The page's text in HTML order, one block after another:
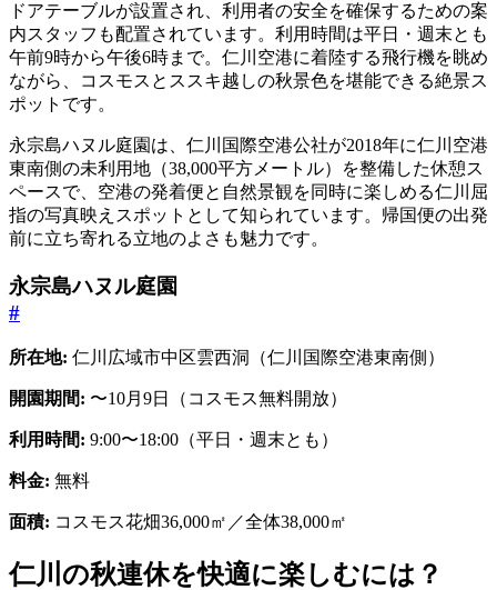
ドアテーブルが設置され、利用者の安全を確保するための案
内スタッフも配置されています。利用時間は平日・週末とも
午前9時から午後6時まで。仁川空港に着陸する飛行機を眺め
ながら、コスモスとススキ越しの秋景色を堪能できる絶景ス
ポットです。
永宗島ハヌル庭園は、仁川国際空港公社が2018年に仁川空港
東南側の未利用地（38,000平方メートル）を整備した休憩ス
ペースで、空港の発着便と自然景観を同時に楽しめる仁川屈
指の写真映えスポットとして知られています。帰国便の出発
前に立ち寄れる立地のよさも魅力です。
永宗島ハヌル庭園
#
所在地: 仁川広域市中区雲西洞（仁川国際空港東南側）
開園期間: 〜10月9日（コスモス無料開放）
利用時間: 9:00〜18:00（平日・週末とも）
料金: 無料
面積: コスモス花畑36,000㎡／全体38,000㎡
仁川の秋連休を快適に楽しむには？